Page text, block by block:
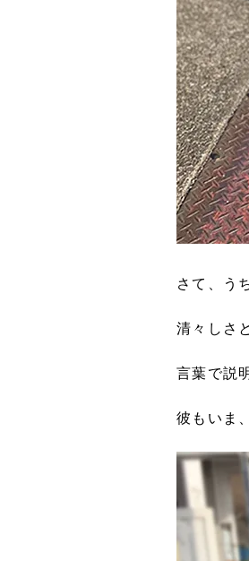
さて、う
清々しさ
言葉で説
彼もいま